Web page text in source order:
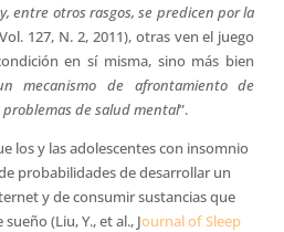
entre otros rasgos, se predicen por la
127, N. 2, 2011), otras ven el juego
en sí misma, sino más bien
mecanismo de afrontamiento de
de salud mental”.
los y las adolescentes con insomnio
probabilidades de desarrollar un
y de consumir sustancias que
(Liu, Y., et al., Journal of Sleep